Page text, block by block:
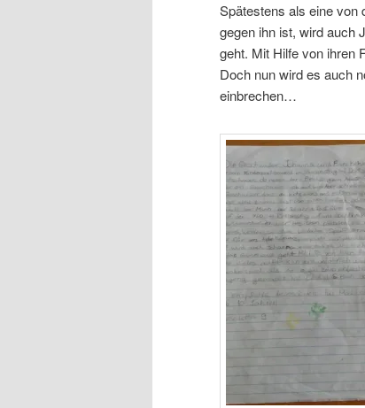
Spätestens als eine von
gegen ihn ist, wird auch
geht. Mit Hilfe von ihren
Doch nun wird es auch
einbrechen…